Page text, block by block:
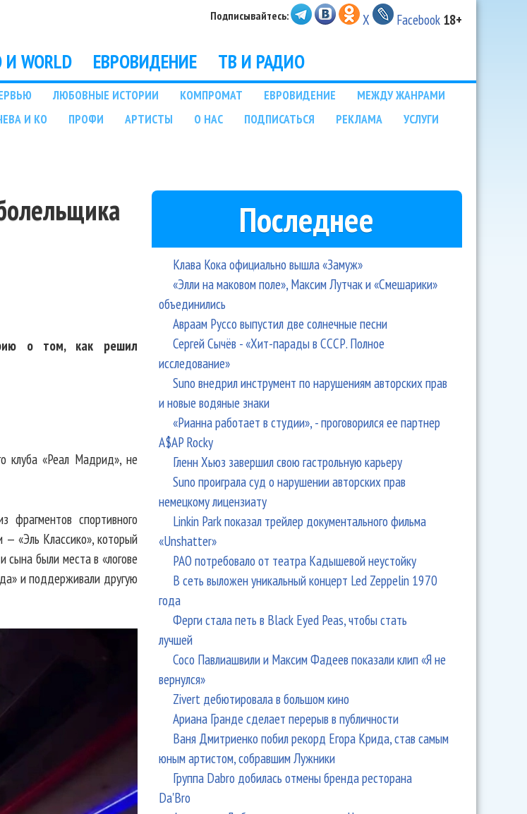
Подписывайтесь: X Facebook 18+
WORLD ЕВРОВИДЕНИЕ ТВ И РАДИО
ЛЮБОВНЫЕ ИСТОРИИ КОМПРОМАТ ЕВРОВИДЕНИЕ
МЕЖДУ ЖАНРАМИ
И КО ПРОФИ АРТИСТЫ О НАС ПОДПИСАТЬСЯ РЕКЛАМА
УСЛУГИ
о том, как решил
клуба «Реал Мадрид», не
фрагментов спортивного
— «Эль Классико», который
сына были места в «логове
и поддерживали другую
Последнее
Клава Кока официально вышла «Замуж»
«Элли на маковом поле», Максим Лутчак и «Смешарики»
объединились
Авраам Руссо выпустил две солнечные песни
Сергей Сычёв - «Хит-парады в СССР. Полное
исследование»
Suno внедрил инструмент по нарушениям авторских прав
и новые водяные знаки
«Рианна работает в студии», - проговорился ее партнер
A$AP Rocky
Гленн Хьюз завершил свою гастрольную карьеру
Suno проиграла суд о нарушении авторских прав
немецкому лицензиату
Linkin Park показал трейлер документального фильма
«Unshatter»
РАО потребовало от театра Кадышевой неустойку
В сеть выложен уникальный концерт Led Zeppelin 1970
года
Ферги стала петь в Black Eyed Peas, чтобы стать
лучшей
Сосо Павлиашвили и Максим Фадеев показали клип «Я не
вернулся»
Zivert дебютировала в большом кино
Ариана Гранде сделает перерыв в публичности
Ваня Дмитриенко побил рекорд Егора Крида, став самым
юным артистом, собравшим Лужники
Группа Dabro добилась отмены бренда ресторана
Da'Bro